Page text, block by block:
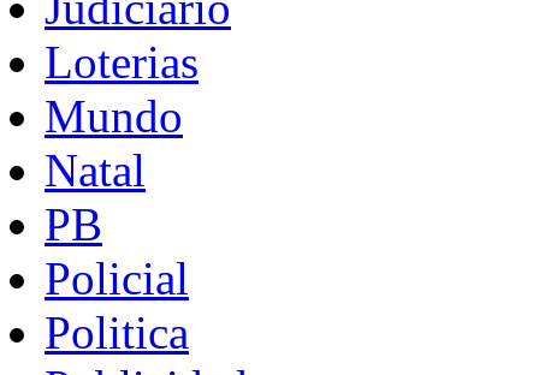
Loterias
Mundo
Natal
PB
Policial
Politica